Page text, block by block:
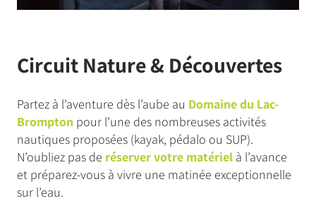
Circuit Nature & Découvertes
Partez à l’aventure dès l’aube au Domaine du Lac-
Brompton pour l’une des nombreuses activités
nautiques proposées (kayak, pédalo ou SUP).
N’oubliez pas de réserver votre matérielà l’avance
et préparez-vous à vivre une matinée exceptionnelle
sur l’eau.